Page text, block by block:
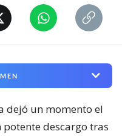
dejó un momento el
descargo tras